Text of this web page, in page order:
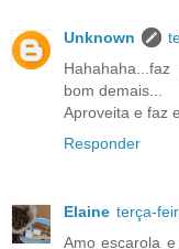
Unknown
bom demais...
Aproveita e faz
Responder
Elaine terça-
Amo escarola